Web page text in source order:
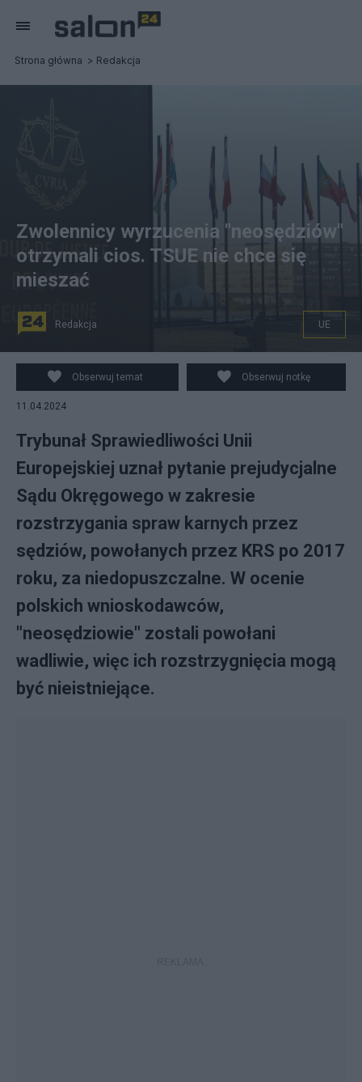
Strona główna Redakcja
Zwolennicy wyrzucenia "neosędziów"
otrzymali cios. TSUE nie chce się
mieszać
Redakcja UE
Obserwuj temat Obserwuj notkę
11.04.2024
Trybunał Sprawiedliwości Unii
Europejskiej uznał pytanie prejudycjalne
Sądu Okręgowego w zakresie
rozstrzygania spraw karnych przez
sędziów, powołanych przez KRS po 2017
roku, za niedopuszczalne. W ocenie
polskich wnioskodawców,
"neosędziowie" zostali powołani
wadliwie, więc ich rozstrzygnięcia mogą
być nieistniejące.